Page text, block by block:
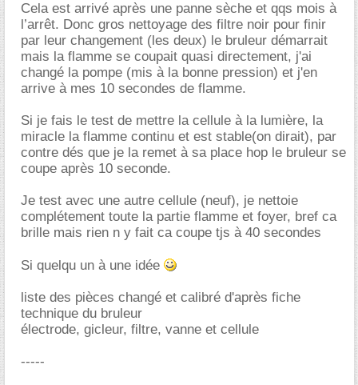
Cela est arrivé après une panne sèche et qqs mois à
l’arrêt. Donc gros nettoyage des filtre noir pour finir
par leur changement (les deux) le bruleur démarrait
mais la flamme se coupait quasi directement, j'ai
changé la pompe (mis à la bonne pression) et j'en
arrive à mes 10 secondes de flamme.
Si je fais le test de mettre la cellule à la lumière, la
miracle la flamme continu et est stable(on dirait), par
contre dés que je la remet à sa place hop le bruleur se
coupe après 10 seconde.
Je test avec une autre cellule (neuf), je nettoie
complétement toute la partie flamme et foyer, bref ca
brille mais rien n y fait ca coupe tjs à 40 secondes
Si quelqu un à une idée
liste des pièces changé et calibré d'après fiche
technique du bruleur
électrode, gicleur, filtre, vanne et cellule
-----